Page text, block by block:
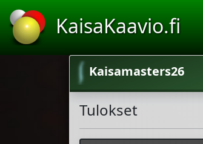
KaisaKaavio.fi
Kaisamasters26
Tulokset